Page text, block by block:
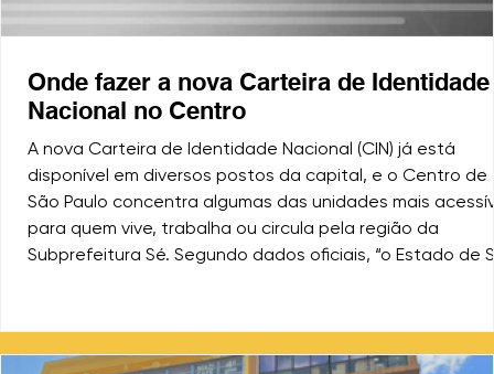
Onde fazer a nova Carteira de Identidade
Nacional no Centro
A nova Carteira de Identidade Nacional (CIN) já está
disponível em diversos postos da capital, e o Centro de
São Paulo concentra algumas das unidades mais
para quem vive, trabalha ou circula pela região da
Subprefeitura Sé. Segundo dados oficiais, “o Estado de
A CIN substitui o RG tradicional e unifica o número do
como identificador único. O documento é